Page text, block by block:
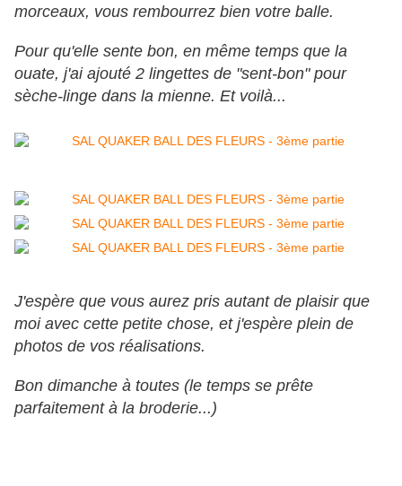
morceaux, vous rembourrez bien votre balle.
Pour qu'elle sente bon, en même temps que la
ouate, j'ai ajouté 2 lingettes de "sent-bon" pour
sèche-linge dans la mienne. Et voilà...
J'espère que vous aurez pris autant de plaisir que
moi avec cette petite chose, et j'espère plein de
photos de vos réalisations.
Bon dimanche à toutes (le temps se prête
parfaitement à la broderie...)